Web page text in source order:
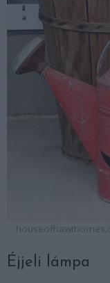
Éjjeli lámpa